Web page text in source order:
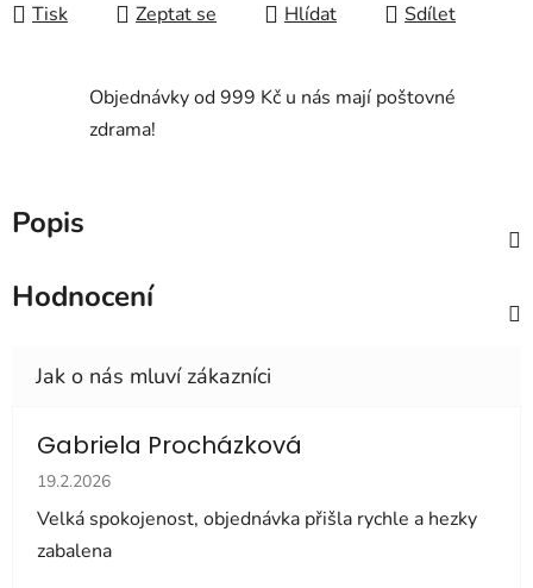
Tisk Zeptat se Hlídat Sdílet
Objednávky od 999 Kč u nás mají poštovné
zdrama!
Popis
Hodnocení
Gabriela Procházková
Hodnocení obchodu je 5 z 5 hvězdiček.
19.2.2026
Velká spokojenost, objednávka přišla rychle a hezky
zabalena